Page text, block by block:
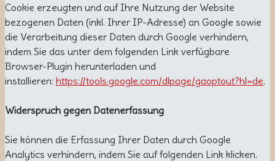
Cookie erzeugten und auf Ihre Nutzung der Website
bezogenen Daten (inkl. Ihrer IP-Adresse) an Google sowie
die Verarbeitung dieser Daten durch Google verhindern,
indem Sie das unter dem folgenden Link verfügbare
Browser-Plugin herunterladen und
installieren: https://tools.google.com/dlpage/gaoptout?hl=de.
Widerspruch gegen Datenerfassung
Sie können die Erfassung Ihrer Daten durch Google
Analytics verhindern, indem Sie auf folgenden Link klicken.